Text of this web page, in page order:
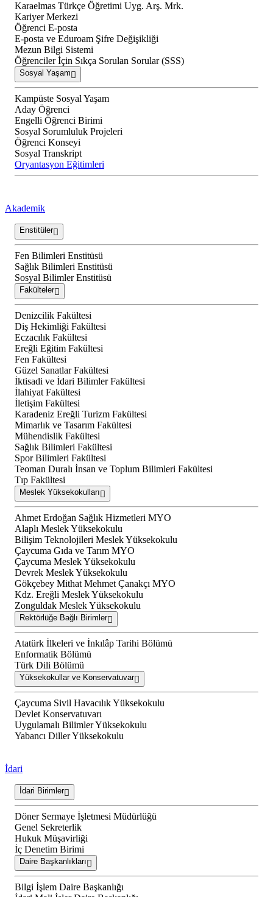
Karaelmas Türkçe Öğretimi Uyg. Arş. Mrk.
Kariyer Merkezi
Öğrenci E-posta
E-posta ve Eduroam Şifre Değişikliği
Mezun Bilgi Sistemi
Öğrenciler İçin Sıkça Sorulan Sorular (SSS)
Sosyal Yaşam
Kampüste Sosyal Yaşam
Aday Öğrenci
Engelli Öğrenci Birimi
Sosyal Sorumluluk Projeleri
Öğrenci Konseyi
Sosyal Transkript
Oryantasyon Eğitimleri
Akademik
Enstitüler
Fen Bilimleri Enstitüsü
Sağlık Bilimleri Enstitüsü
Sosyal Bilimler Enstitüsü
Fakülteler
Denizcilik Fakültesi
Diş Hekimliği Fakültesi
Eczacılık Fakültesi
Ereğli Eğitim Fakültesi
Fen Fakültesi
Güzel Sanatlar Fakültesi
İktisadi ve İdari Bilimler Fakültesi
İlahiyat Fakültesi
İletişim Fakültesi
Karadeniz Ereğli Turizm Fakültesi
Mimarlık ve Tasarım Fakültesi
Mühendislik Fakültesi
Sağlık Bilimleri Fakültesi
Spor Bilimleri Fakültesi
Teoman Duralı İnsan ve Toplum Bilimleri Fakültesi
Tıp Fakültesi
Meslek Yüksekokulları
Ahmet Erdoğan Sağlık Hizmetleri MYO
Alaplı Meslek Yüksekokulu
Bilişim Teknolojileri Meslek Yüksekokulu
Çaycuma Gıda ve Tarım MYO
Çaycuma Meslek Yüksekokulu
Devrek Meslek Yüksekokulu
Gökçebey Mithat Mehmet Çanakçı MYO
Kdz. Ereğli Meslek Yüksekokulu
Zonguldak Meslek Yüksekokulu
Rektörlüğe Bağlı Birimler
Atatürk İlkeleri ve İnkılâp Tarihi Bölümü
Enformatik Bölümü
Türk Dili Bölümü
Yüksekokullar ve Konservatuvar
Çaycuma Sivil Havacılık Yüksekokulu
Devlet Konservatuvarı
Uygulamalı Bilimler Yüksekokulu
Yabancı Diller Yüksekokulu
İdari
İdari Birimler
Döner Sermaye İşletmesi Müdürlüğü
Genel Sekreterlik
Hukuk Müşavirliği
İç Denetim Birimi
Daire Başkanlıkları
Bilgi İşlem Daire Başkanlığı